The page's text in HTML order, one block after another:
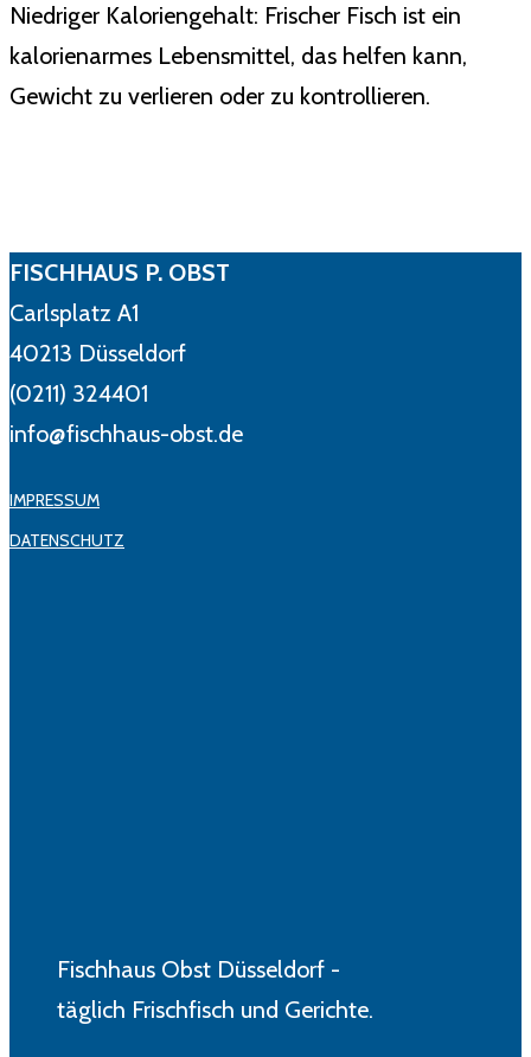
Niedriger Kaloriengehalt: Frischer Fisch ist ein
kalorienarmes Lebensmittel, das helfen kann,
Gewicht zu verlieren oder zu kontrollieren.
FISCHHAUS P. OBST
Carlsplatz A1
40213 Düsseldorf
(0211) 324401
info@fischhaus-obst.de
IMPRESSUM
DATENSCHUTZ
Fischhaus Obst Düsseldorf -
täglich Frischfisch und Gerichte.